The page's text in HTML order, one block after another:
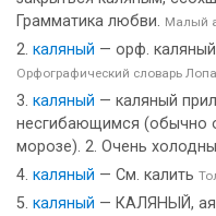
Грамматика любви. Малый
каляный — орф.
Орфографический словарь
каляный — каляный
несгибающимся (обычно
морозе). 2. Очень
каляный — См. калить
каляный — КАЛЯНЫЙ, ая,